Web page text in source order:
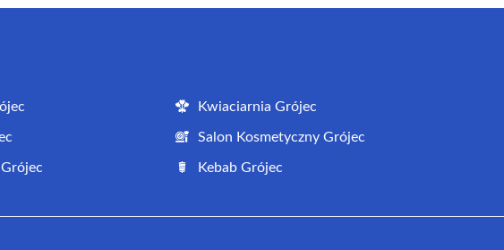
Kwiaciarnia Grójec
Salon Kosmetyczny Grójec
Kebab Grójec